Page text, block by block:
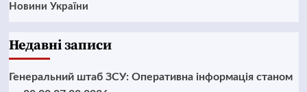
Новини України
Недавні записи
Генеральний штаб ЗСУ: Оперативна інформація станом